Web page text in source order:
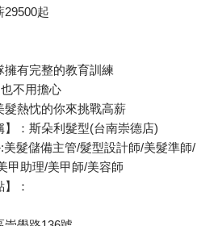
起
擁有完整的教育訓練
不用擔心
髮熱忱的你來挑戰高薪
】：斯朵利髮型(台南崇德店)
美髮儲備主管/髮型設計師/美髮準師/
甲助理/美甲師/美容師
】：